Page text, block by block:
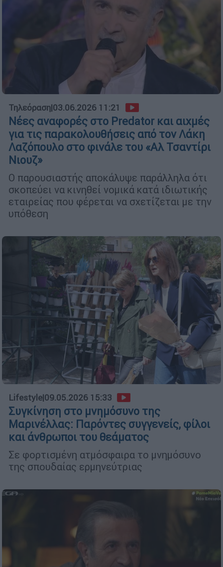
Τηλεόραση|03.06.2026 11:21
Νέες αναφορές στο Predator και αιχμές
για τις παρακολουθήσεις από τον Λάκη
Λαζόπουλο στο φινάλε του «Αλ Τσαντίρι
Νιουζ»
Ο παρουσιαστής αποκάλυψε παράλληλα ότι
σκοπεύει να κινηθεί νομικά κατά ιδιωτικής
εταιρείας που φέρεται να σχετίζεται με την
υπόθεση
Lifestyle|09.05.2026 15:33
Συγκίνηση στο μνημόσυνο της
Μαρινέλλας: Παρόντες συγγενείς, φίλοι
και άνθρωποι του θεάματος
Σε φορτισμένη ατμόσφαιρα το μνημόσυνο
της σπουδαίας ερμηνεύτριας